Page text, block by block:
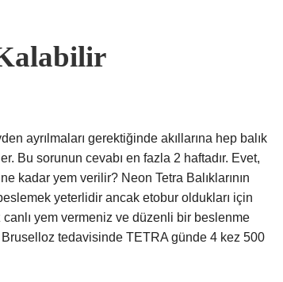
ayrılmaları gerektiğinde akıllarına hep balık
Bu sorunun cevabı en fazla 2 haftadır. Evet,
kadar yem verilir? Neon Tetra Balıklarının
yeterlidir ancak etobur oldukları için
yem vermeniz ve düzenli bir beslenme
Bruselloz tedavisinde TETRA günde 4 kez 500